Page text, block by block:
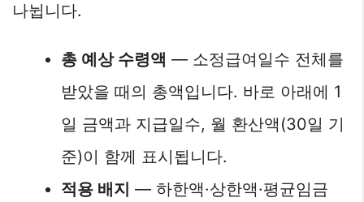
나뉩니다.
총 예상 수령액 — 소정급여일수 전체를
받았을 때의 총액입니다. 바로 아래에 1
일 금액과 지급일수, 월 환산액(30일 기
준)이 함께 표시됩니다.
적용 배지 — 하한액·상한액·평균임금